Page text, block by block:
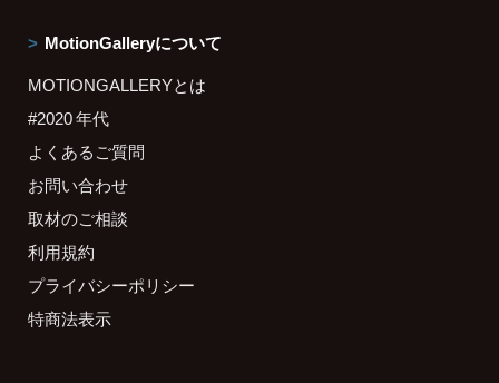
MotionGalleryについて
MOTIONGALLERYとは
#2020 年代
よくあるご質問
お問い合わせ
取材のご相談
利用規約
プライバシーポリシー
特商法表示